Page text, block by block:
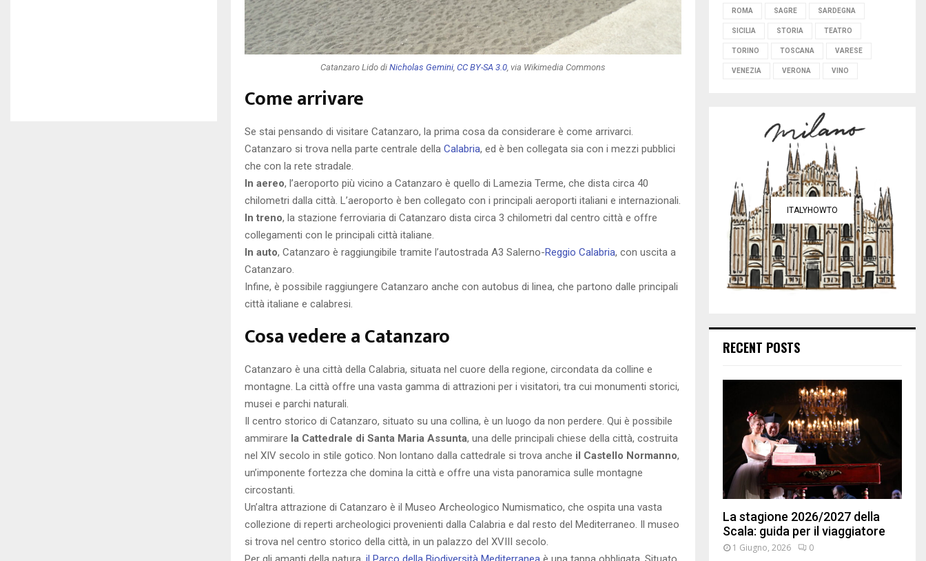
Catanzaro Lido di Nicholas Gemini CC BY-SA 3.0 , via Wikimedia Commons
Come arrivare
Se stai pensando di visitare Catanzaro, la prima cosa da considerare è come arrivarci.
Catanzaro si trova nella parte centrale della Calabria, ed è ben collegata sia con i mezzi pubblici
che con la rete stradale.
In aereo, l’aeroporto più vicino a Catanzaro è quello di Lamezia Terme, che dista circa 40
chilometri dalla città. L’aeroporto è ben collegato con i principali aeroporti italiani e internazionali.
In treno, la stazione ferroviaria di Catanzaro dista circa 3 chilometri dal centro città e offre
collegamenti con le principali città italiane.
In auto, Catanzaro è raggiungibile tramite l’autostrada A3 Salerno-Reggio Calabria, con uscita a
Catanzaro.
Infine, è possibile raggiungere Catanzaro anche con autobus di linea, che partono dalle principali
città italiane e calabresi.
Cosa vedere a Catanzaro
Catanzaro è una città della Calabria, situata nel cuore della regione, circondata da colline e
montagne. La città offre una vasta gamma di attrazioni per i visitatori, tra cui monumenti storici,
musei e parchi naturali.
Il centro storico di Catanzaro, situato su una collina, è un luogo da non perdere. Qui è possibile
ammirare la Cattedrale di Santa Maria Assunta, una delle principali chiese della città, costruita
nel XIV secolo in stile gotico. Non lontano dalla cattedrale si trova anche il Castello Normanno,
un’imponente fortezza che domina la città e offre una vista panoramica sulle montagne
circostanti.
Un’altra attrazione di Catanzaro è il Museo Archeologico Numismatico, che ospita una vasta
collezione di reperti archeologici provenienti dalla Calabria e dal resto del Mediterraneo. Il museo
si trova nel centro storico della città, in un palazzo del XVIII secolo.
ROMA SAGRE SARDEGNA
SICILIA STORIA TEATRO
TORINO TOSCANA VARESE
VENEZIA VERONA VINO
ITALYHOWTO
RECENT POSTS
La stagione 2026/2027 della
Scala: guida per il viaggiatore
1 Giugno, 2026 0